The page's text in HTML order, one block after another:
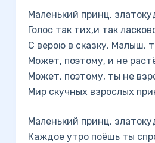
Маленький принц,
Голос так тих,и так
С верою в сказку, Малыш,
Может, поэтому, и не
Может, поэтому, ты не
Мир скучных взрослых
Маленький принц,
Каждое утро поёшь ты